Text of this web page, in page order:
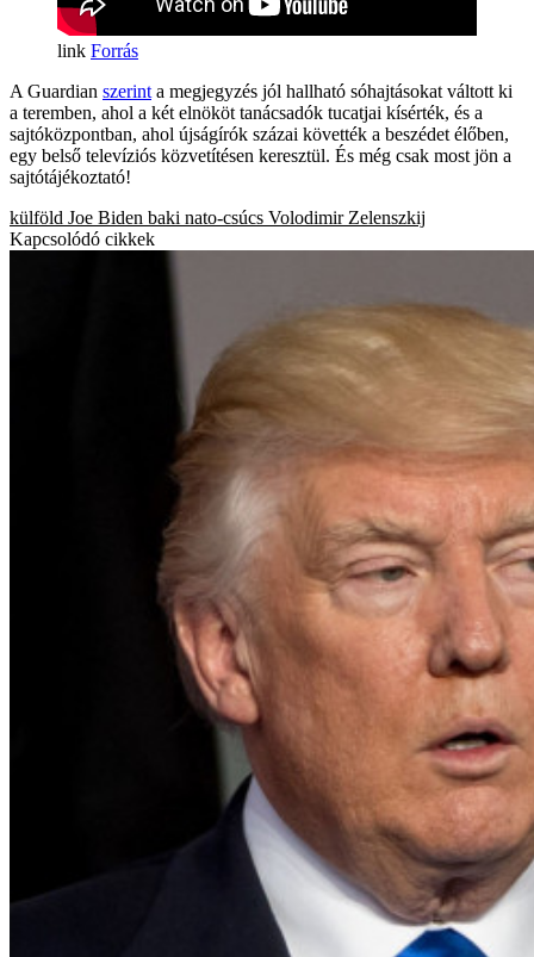
Forrás
A Guardian szerint a megjegyzés jól hallható sóhajtásokat váltott ki
a teremben, ahol a két elnököt tanácsadók tucatjai kísérték, és a
sajtóközpontban, ahol újságírók százai követték a beszédet élőben,
egy belső televíziós közvetítésen keresztül. És még csak most jön a
sajtótájékoztató!
külföld Joe Biden baki nato-csúcs Volodimir Zelenszkij
Kapcsolódó cikkek